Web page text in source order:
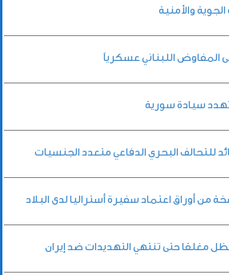
والأمنية
المفاوض اللبناني عسكرياً
سيادة سورية
للتحالف البحري الدفاعي متعدد الجنسيات
من أوراق اعتماد سفيرة أستراليا لدى البلاد
مغلقا حتى تنتهي التهديدات ضد إيران